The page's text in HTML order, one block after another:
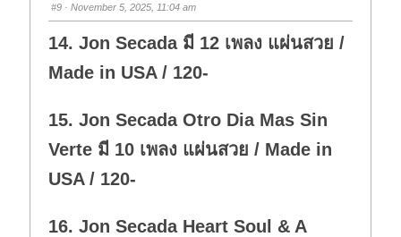
d
o
n
.
u
p
#9 · November 5, 2025, 11:04 am
14. Jon Secada มี 12 เพลง แผ่นสวย /
Made in USA / 120-
15. Jon Secada Otro Dia Mas Sin
Verte มี 10 เพลง แผ่นสวย / Made in
USA / 120-
16. Jon Secada Heart Soul & A